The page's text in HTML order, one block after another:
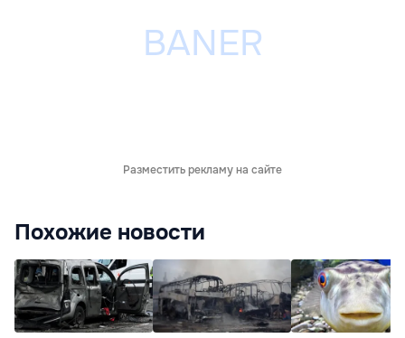
Разместить рекламу на сайте
Похожие новости